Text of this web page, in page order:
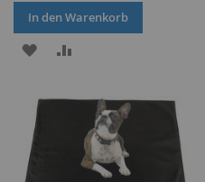
In den Warenkorb
ZUR
HINZUFÜGEN
HINZUFÜGEN